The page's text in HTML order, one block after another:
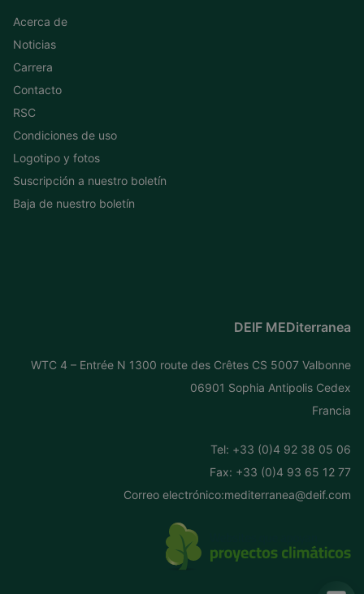
Acerca de
Noticias
Carrera
Contacto
RSC
Condiciones de uso
Logotipo y fotos
Suscripción a nuestro boletín
Baja de nuestro boletín
DEIF MEDiterranea
WTC 4 – Entrée N 1300 route des Crêtes CS 5007 Valbonne
06901 Sophia Antipolis Cedex
Francia
Tel: +33 (0)4 92 38 05 06
Fax: +33 (0)4 93 65 12 77
Correo electrónico:mediterranea@deif.com